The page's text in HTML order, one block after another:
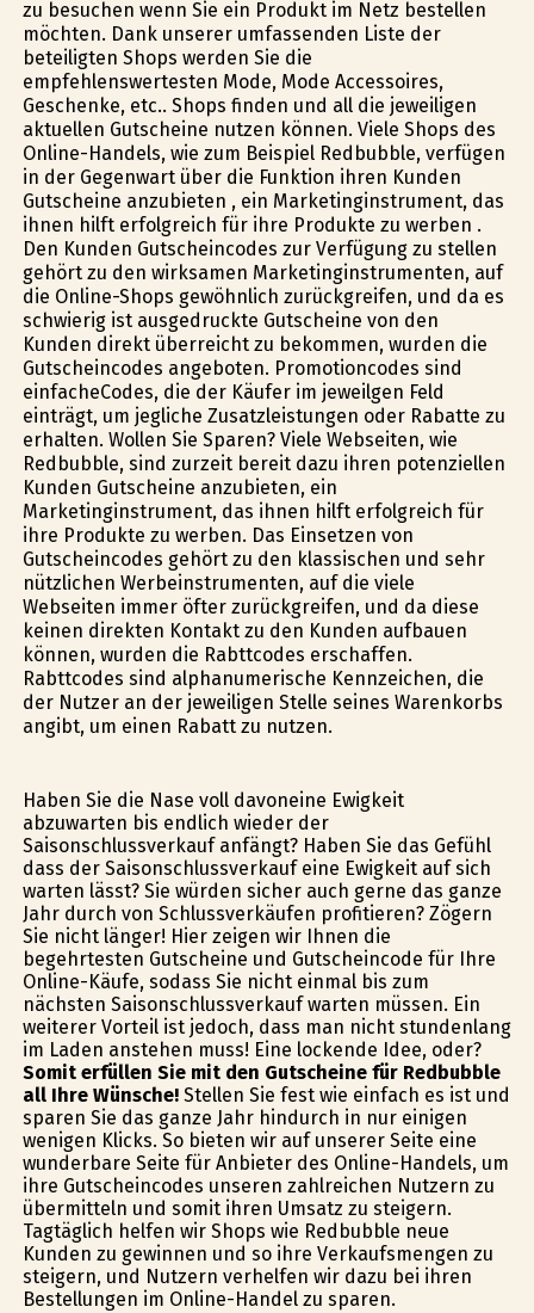
zu besuchen wenn Sie ein Produkt im Netz bestellen
möchten. Dank unserer umfassenden Liste der
beteiligten Shops werden Sie die
empfehlenswertesten Mode, Mode Accessoires,
Geschenke, etc.. Shops finden und all die jeweiligen
aktuellen Gutscheine nutzen können. Viele Shops des
Online-Handels, wie zum Beispiel Redbubble, verfügen
in der Gegenwart über die Funktion ihren Kunden
Gutscheine anzubieten , ein Marketinginstrument, das
ihnen hilft erfolgreich für ihre Produkte zu werben .
Den Kunden Gutscheincodes zur Verfügung zu stellen
gehört zu den wirksamen Marketinginstrumenten, auf
die Online-Shops gewöhnlich zurückgreifen, und da es
schwierig ist ausgedruckte Gutscheine von den
Kunden direkt überreicht zu bekommen, wurden die
Gutscheincodes angeboten. Promotioncodes sind
einfacheCodes, die der Käufer im jeweilgen Feld
einträgt, um jegliche Zusatzleistungen oder Rabatte zu
erhalten. Wollen Sie Sparen? Viele Webseiten, wie
Redbubble, sind zurzeit bereit dazu ihren potenziellen
Kunden Gutscheine anzubieten, ein
Marketinginstrument, das ihnen hilft erfolgreich für
ihre Produkte zu werben. Das Einsetzen von
Gutscheincodes gehört zu den klassischen und sehr
nützlichen Werbeinstrumenten, auf die viele
Webseiten immer öfter zurückgreifen, und da diese
keinen direkten Kontakt zu den Kunden aufbauen
können, wurden die Rabttcodes erschaffen.
Rabttcodes sind alphanumerische Kennzeichen, die
der Nutzer an der jeweiligen Stelle seines Warenkorbs
angibt, um einen Rabatt zu nutzen.
Haben Sie die Nase voll davoneine Ewigkeit
abzuwarten bis endlich wieder der
Saisonschlussverkauf anfängt? Haben Sie das Gefühl
dass der Saisonschlussverkauf eine Ewigkeit auf sich
warten lässt? Sie würden sicher auch gerne das ganze
Jahr durch von Schlussverkäufen profitieren? Zögern
Sie nicht länger! Hier zeigen wir Ihnen die
begehrtesten Gutscheine und Gutscheincode für Ihre
Online-Käufe, sodass Sie nicht einmal bis zum
nächsten Saisonschlussverkauf warten müssen. Ein
weiterer Vorteil ist jedoch, dass man nicht stundenlang
im Laden anstehen muss! Eine lockende Idee, oder?
Somit erfüllen Sie mit den Gutscheine für Redbubble
all Ihre Wünsche!Stellen Sie fest wie einfach es ist und
sparen Sie das ganze Jahr hindurch in nur einigen
wenigen Klicks. So bieten wir auf unserer Seite eine
wunderbare Seite für Anbieter des Online-Handels, um
ihre Gutscheincodes unseren zahlreichen Nutzern zu
übermitteln und somit ihren Umsatz zu steigern.
Tagtäglich helfen wir Shops wie Redbubble neue
Kunden zu gewinnen und so ihre Verkaufsmengen zu
steigern, und Nutzern verhelfen wir dazu bei ihren
Bestellungen im Online-Handel zu sparen.